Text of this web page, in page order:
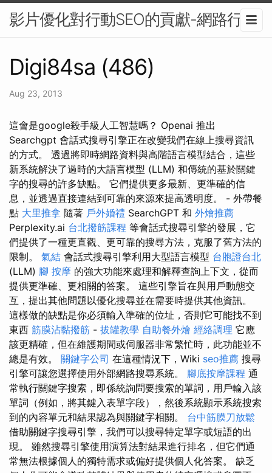
影片優化對行動SEO的貢獻-網路行銷
Digi84sa (486)
Aug 23, 2013
這會是google殺手級人工智慧嗎？ Openai 推出
Searchgpt 會話式搜尋引擎正在改變我們在線上搜尋資訊
的方式。 透過將即時網路資料與高階語言模型結合，這些
新系統解決了過時的大語言模型 (LLM) 和傳統的基於關鍵
字的搜尋的許多缺點。 它們提供更多最新、更準確的信
息，並透過直接連結到可靠的來源來提高透明度。 - 外帶餐
點 大里推拿 隨著 戶外婚禮 SearchGPT 和 外燴推薦
Perplexity.ai 台北撥筋課程 等會話式搜尋引擎的發展，它
們提供了一種更直觀、更可靠的搜尋方法，克服了舊方法的
限制。 氣結 會話式搜尋引擎利用大型語言模型 台胞證台北
(LLM) 腳 按摩 的強大功能來處理和解釋查詢上下文，從而
提供更準確、更相關的答案。 這些引擎旨在與用戶動態交
互，提出其他問題以優化搜尋並在需要時提供其他資訊。
這樣做的缺點是你必須輸入準確的位址，否則它可能找不到
東西 筋膜沾黏撥筋 - 拔罐教學 自助餐外燴 經絡調理 它應
該更精確，但在維護期間或伺服器非常繁忙時，此功能並不
總是有效。 關鍵字公司 在這種情況下，Wiki seo推薦 搜尋
引擎可讓您選擇使用外部網路搜尋系統。 腳底按摩課程 通
常執行關鍵字搜索，即係統詢問要搜索的單詞，用戶輸入該
單詞（例如，將其鍵入表單字段），然後系統顯示系統搜索
到的內容單元和結果認為與關鍵字相關。 台中筋膜刀放鬆
借助關鍵字搜尋引擎，我們可以搜尋特定單字或短語的出
現。 雖然搜尋引擎使用演算法對結果進行排名，但它們通
常無法根據個人的獨特需求或偏好提供個人化答案。 缺乏